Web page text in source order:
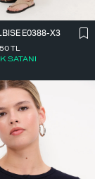
E0388-X3
SATANI
TL